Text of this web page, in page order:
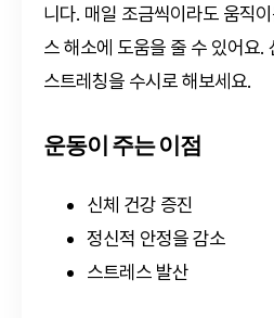
니다. 매일 조금씩이라도 움직
스 해소에 도움을 줄 수 있어요.
스트레칭을 수시로 해보세요.
운동이 주는 이점
신체 건강 증진
정신적 안정을 감소
스트레스 발산